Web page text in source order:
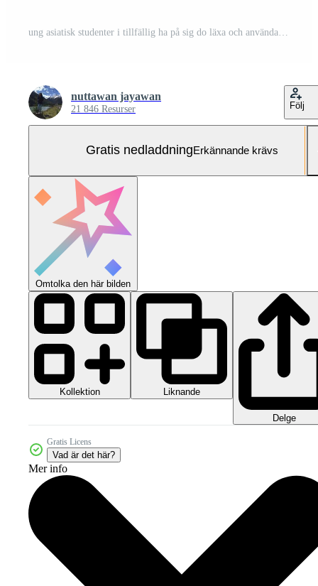
nuttawan jayawan
21 846 Resurser Följ
Gratis nedladdningErkännande krävs
Omtolka den här bilden
Kollektion Liknande
Delge
Gratis Licens
Vad är det här?
Mer info